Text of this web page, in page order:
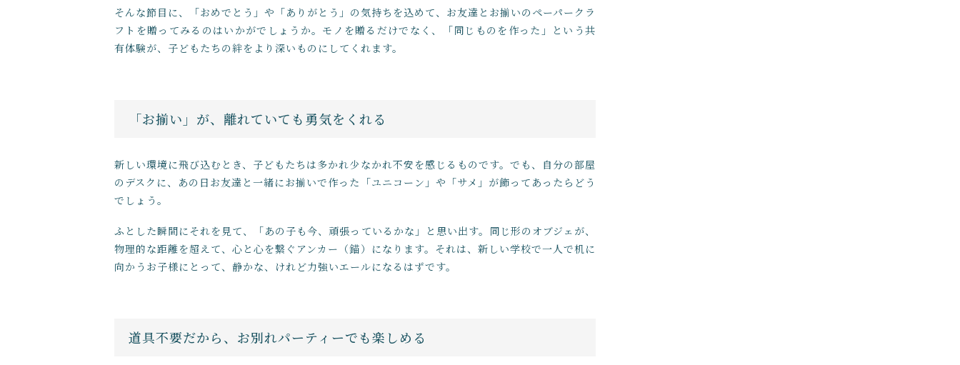
そんな節目に、「おめでとう」や「ありがとう」の気持ちを込めて、お友達とお揃いのペーパークラ
フトを贈ってみるのはいかがでしょうか。モノを贈るだけでなく、「同じものを作った」という共
有体験が、子どもたちの絆をより深いものにしてくれます。
「お揃い」が、離れていても勇気をくれる
新しい環境に飛び込むとき、子どもたちは多かれ少なかれ不安を感じるものです。でも、自分の部屋
のデスクに、あの日お友達と一緒にお揃いで作った「ユニコーン」や「サメ」が飾ってあったらどう
でしょう。
ふとした瞬間にそれを見て、「あの子も今、頑張っているかな」と思い出す。同じ形のオブジェが、
物理的な距離を超えて、心と心を繋ぐアンカー（錨）になります。それは、新しい学校で一人で机に
向かうお子様にとって、静かな、けれど力強いエールになるはずです。
道具不要だから、お別れパーティーでも楽しめる